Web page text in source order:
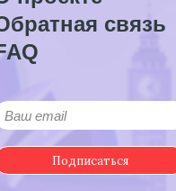
связь
Подписаться